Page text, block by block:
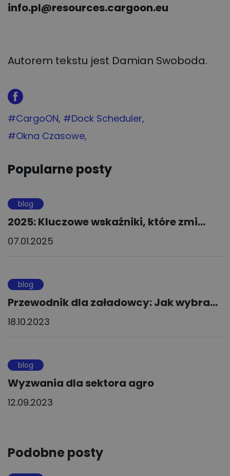
info.pl@resources.cargoon.eu
Autorem tekstu jest Damian Swoboda.
Tag:
#CargoON Tag:
#Dock Scheduler
Tag:
#Okna Czasowe
Popularne posty
blog
2025: Kluczowe wskaźniki, które zmi...
07.01.2025
blog
Przewodnik dla załadowcy: Jak wybra...
18.10.2023
blog
Wyzwania dla sektora agro
12.09.2023
Podobne posty